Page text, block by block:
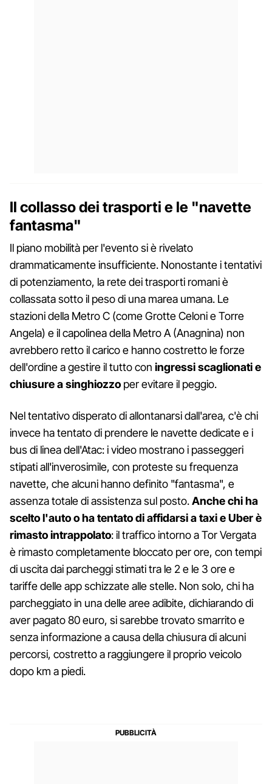
Il collasso dei trasporti e le "navette
fantasma"
Il piano mobilità per l'evento si è rivelato
drammaticamente insufficiente. Nonostante i tentativi
di potenziamento, la rete dei trasporti romani è
collassata sotto il peso di una marea umana. Le
stazioni della Metro C (come Grotte Celoni e Torre
Angela) e il capolinea della Metro A (Anagnina) non
avrebbero retto il carico e hanno costretto le forze
dell'ordine a gestire il tutto con ingressi scaglionati e
chiusure a singhiozzo per evitare il peggio.
Nel tentativo disperato di allontanarsi dall'area, c'è chi
invece ha tentato di prendere le navette dedicate e i
bus di linea dell'Atac: i video mostrano i passeggeri
stipati all'inverosimile, con proteste su frequenza
navette, che alcuni hanno definito "fantasma", e
assenza totale di assistenza sul posto.Anche chi ha
scelto l'auto o ha tentato di affidarsi a taxi e Uber è
rimasto intrappolato: il traffico intorno a Tor Vergata
è rimasto completamente bloccato per ore, con tempi
di uscita dai parcheggi stimati tra le 2 e le 3 ore e
tariffe delle app schizzate alle stelle. Non solo, chi ha
parcheggiato in una delle aree adibite, dichiarando di
aver pagato 80 euro, si sarebbe trovato smarrito e
senza informazione a causa della chiusura di alcuni
percorsi, costretto a raggiungere il proprio veicolo
dopo km a piedi.